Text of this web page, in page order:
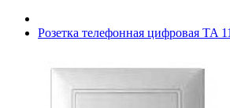
Розетка телефонная цифровая TA